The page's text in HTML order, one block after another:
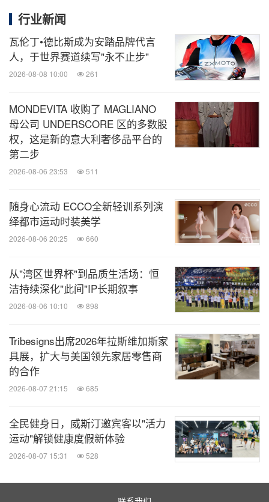
忱，并赚取额外收入的奥运会及残奥会运动员，敬请
登陆此网页了解更多信息，并申请成为体验达人。
*本文中所引用的全部体验仅出于启发灵感和展示之
目的，体验均由体验达人独立负责运营并提供相关服
务，爱彼迎不对其中任何体验进行特别推荐或担保。
消息来源：爱彼迎(Airbnb)
微信公众号“全球TMT”发布全球互联网、科
技、媒体、通讯企业的经营动态、财报信
息、企业并购消息。扫描二维码，立即订
阅！
关键词：电脑/电子 时尚 旅馆与度假村 日用品
多媒
体与互联网
零售业 体育赛事 体育运动
旅
游业
分享到：
行业新闻
瓦伦丁•德比斯成为安踏品牌代言
人，于世界赛道续写"永不止步"
2026-08-08 10:00 261
MONDEVITA 收购了 MAGLIANO
母公司 UNDERSCORE 区的多数股
权，这是新的意大利奢侈品平台的
第二步
2026-08-06 23:53 511
随身心流动 ECCO全新轻训系列演
绎都市运动时装美学
2026-08-06 20:25 660
从"湾区世界杯"到品质生活场：恒
洁持续深化"此间"IP长期叙事
2026-08-06 10:10 898
Tribesigns出席2026年拉斯维加斯家
具展，扩大与美国领先家居零售商
的合作
2026-08-07 21:15 685
全民健身日，威斯汀邀宾客以"活力
运动"解锁健康度假新体验
2026-08-07 15:31 528